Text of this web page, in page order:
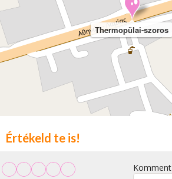
Thermopülai-szoros
Értékeld te is!
Komment